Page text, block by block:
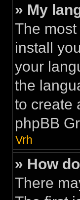
» My
The
install
your
the
to create
phpBB
Vrh
» How
There